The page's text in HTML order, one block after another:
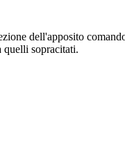
dell'apposito
quelli sopracitati.